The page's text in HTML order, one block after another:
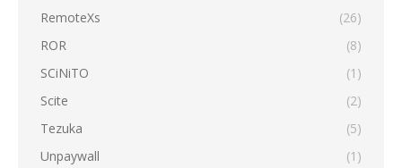
RemoteXs
(26)
ROR
(8)
SCiNiTO
(1)
Scite
(2)
Tezuka
(5)
Unpaywall
(1)